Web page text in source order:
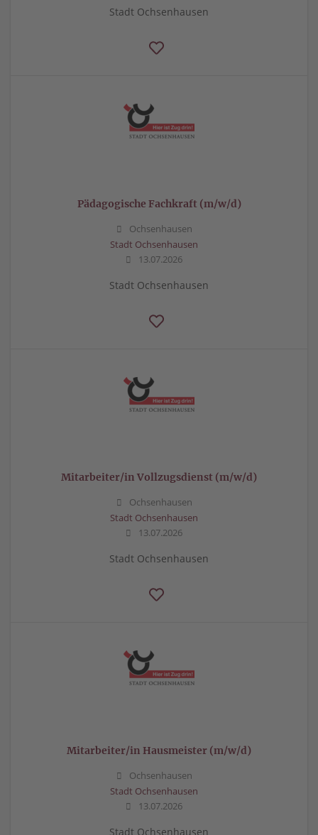
Stadt Ochsenhausen
Pädagogische Fachkraft (m/w/d)
Ochsenhausen
Stadt Ochsenhausen
13.07.2026
Stadt Ochsenhausen
Mitarbeiter/in Vollzugsdienst (m/w/d)
Ochsenhausen
Stadt Ochsenhausen
13.07.2026
Stadt Ochsenhausen
Mitarbeiter/in Hausmeister (m/w/d)
Ochsenhausen
Stadt Ochsenhausen
13.07.2026
Stadt Ochsenhausen